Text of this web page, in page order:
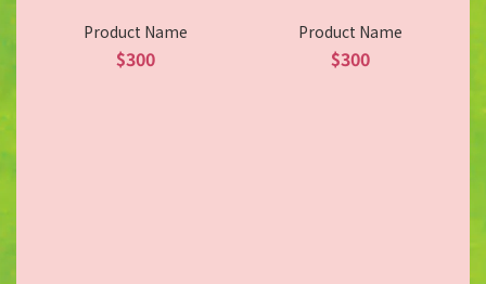
Product Name
$300
Product Name
$300